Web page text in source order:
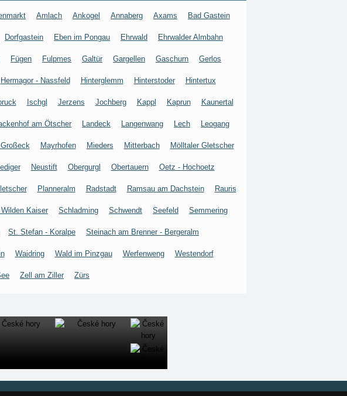
Amlach Ankogel Annaberg Axams Bad Gastein
Dorfgastein Eben im Pongau Ehrwald Ehrwalder Almbahn
Fügen Fulpmes Galtür Gargellen Gaschurn Gerlos
Hermagor - Nassfeld Hinterglemm Hinterstoder Hintertux
Ischgl Jerzens Jochberg Kappl Kaprun Kaunertal
am Ötscher Landeck Langenwang Lech Leogang
Mayrhofen Mieders Mitterbach Mölltaler Gletscher
Neustift Obergurgl Obertauern Oetz - Hochoetz
Planneralm Radstadt Ramsau am Dachstein Rauris
Kaiser Schladming Schwendt Seefeld Semmering
St. Stefan - Koralpe Steinach am Brenner - Bergeralm
Waidring Wald im Pinzgau Werfenweng Westendorf
Zell am Ziller Zürs